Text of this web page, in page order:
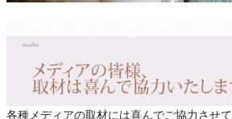
各種メディアの取材には喜んでご協力させて